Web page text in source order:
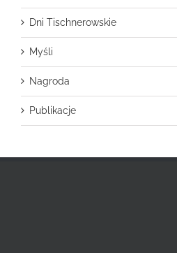
Dni Tischnerowskie
Myśli
Nagroda
Publikacje